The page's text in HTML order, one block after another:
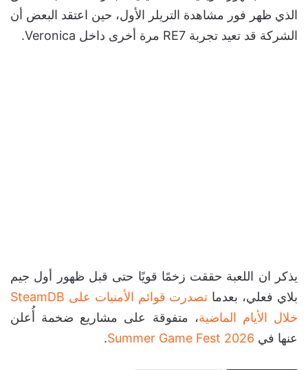
الذي ظهر فور مشاهدة التريلر الأول، حين اعتقد البعض أن
الشركة قد تعيد تجربة RE7 مرة أخرى داخل Veronica.
يذكر ان اللعبة حققت زخمًا قويًا حتى قبل ظهور أول جيم
بلاي فعلي، بعدما
تصدرت قوائم الأمنيات على SteamDB
خلال الأيام الماضية، متفوقة على مشاريع ضخمة أُعلن
عنها في Summer Game Fest 2026
.